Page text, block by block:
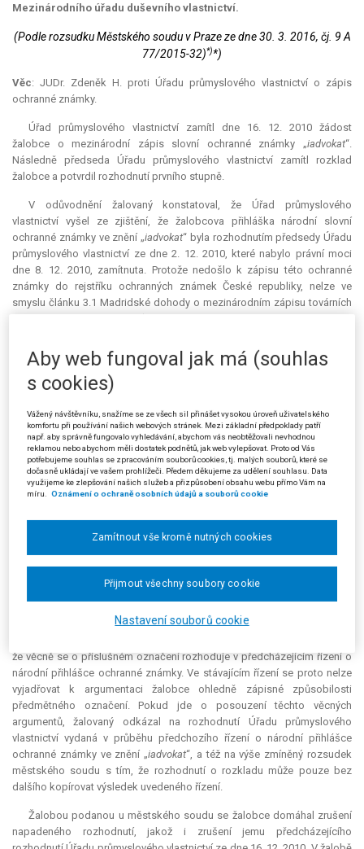
Mezinárodního úřadu duševního vlastnictví.
(Podle rozsudku Městského soudu v Praze ze dne 30. 3. 2016, čj. 9 A
77/2015-32)*)*)
Věc: JUDr. Zdeněk H. proti Úřadu průmyslového vlastnictví o zápis
ochranné známky.
Úřad průmyslového vlastnictví zamítl dne 16. 12. 2010 žádost
žalobce o mezinárodní zápis slovní ochranné známky „iadvokat“.
Následně předseda Úřadu průmyslového vlastnictví zamítl rozklad
žalobce a potvrdil rozhodnutí prvního stupně.
V odůvodnění žalovaný konstatoval, že Úřad průmyslového
vlastnictví vyšel ze zjištění, že žalobcova přihláška národní slovní
ochranné známky ve znění „iadvokat“ byla rozhodnutím předsedy Úřadu
průmyslového vlastnictví ze dne 2. 12. 2010, které nabylo právní moci
dne 8. 12. 2010, zamítnuta. Protože nedošlo k zápisu této ochranné
známky do rejstříku ochranných známek České republiky, nelze ve
smyslu článku 3.1 Madridské dohody o mezinárodním zápisu továrních
a podaná žádost je tudíž bezpředmětná. Proti rozhodnutí I. stupně podal
žalobce rozklad, v němž jednak deklaroval svůj úmysl podat proti
rozhodnutí Úřadu průmyslového vlastnictví o zamítnutí přihlášky národní
zopakoval svou argumentaci o rozlišovací způsobilosti označení
iadvokat“. Žalobce se v rozkladu též dovolával respektování zásady
legitimního očekávání, a to s poukazem na zapsanou ochrannou
známku č. 294933 ve znění „e-arbiter“.
Žalovaný poté v napadeném rozhodnutí uvedl, že Městský soud v
vlastnictví ze dne 2. 12. 2010 o zamítnutí žalobcovy národní přihlášky
slovní ochranné známky ve znění „iadvokat“. Ve smyslu článku 6
provedení žalobce žádal, vázán na národní zápis. Pokud k národnímu
mezinárodní zápis bez dalšího sleduje osud přihlášky národní ochranné
že věcně se o příslušném označení rozhoduje v předcházejícím řízení o
národní přihlášce ochranné známky. Ve stávajícím řízení se proto nelze
vyjadřovat k argumentaci žalobce ohledně zápisné způsobilosti
předmětného označení. Pokud jde o posouzení těchto věcných
argumentů, žalovaný odkázal na rozhodnutí Úřadu průmyslového
vlastnictví vydaná v průběhu předchozího řízení o národní přihlášce
ochranné známky ve znění „iadvokat“, a též na výše zmíněný rozsudek
městského soudu s tím, že rozhodnutí o rozkladu může pouze bez
dalšího kopírovat výsledek uvedeného řízení.
Žalobou podanou u městského soudu se žalobce domáhal zrušení
napadeného rozhodnutí, jakož i zrušení jemu předcházejícího
Aby web fungoval jak má (souhlas
s cookies)
Vážený návštěvníku, snažíme se ze všech sil přinášet vysokou úroveň uživatelského
komfortu při používání našich webových stránek. Mezi základní předpoklady patří
např. aby správně fungovalo vyhledávání, abychom vás neobtěžovali nevhodnou
reklamou nebo abychom měli dostatek podnětů, jak web vylepšovat. Proto od Vás
potřebujeme souhlas se zpracováním souborů cookies, tj. malých souborů, které se
dočasně ukládají ve vašem prohlížeči. Předem děkujeme za udělení souhlasu. Data
využijeme ke zlepšování našich služeb a přizpůsobení obsahu webu přímo Vám na
míru. Oznámení o ochraně osobních údajů a souborů cookie
Nastavení souborů cookie
Zamítnout vše kromě nutných cookies
Přijmout všechny soubory cookie